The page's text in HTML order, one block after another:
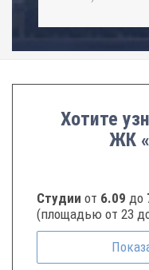
Хотите
ЖК
Студии от 6.09 до
(площадью от 23